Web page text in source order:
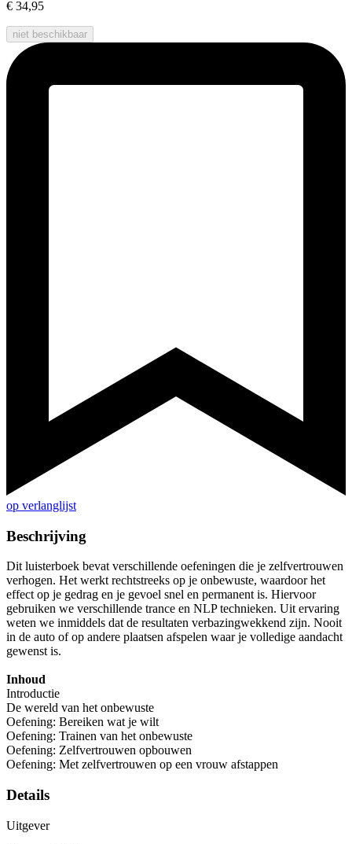
€ 34,95
niet beschikbaar
op verlanglijst
Beschrijving
Dit luisterboek bevat verschillende oefeningen die je zelfvertrouwen
verhogen. Het werkt rechtstreeks op je onbewuste, waardoor het
effect op je gedrag en je gevoel snel en permanent is. Hiervoor
gebruiken we verschillende trance en NLP technieken. Uit ervaring
weten we inmiddels dat de resultaten verbazingwekkend zijn. Nooit
in de auto of op andere plaatsen afspelen waar je volledige aandacht
gewenst is.
Inhoud
Introductie
De wereld van het onbewuste
Oefening: Bereiken wat je wilt
Oefening: Trainen van het onbewuste
Oefening: Zelfvertrouwen opbouwen
Oefening: Met zelfvertrouwen op een vrouw afstappen
Details
Uitgever